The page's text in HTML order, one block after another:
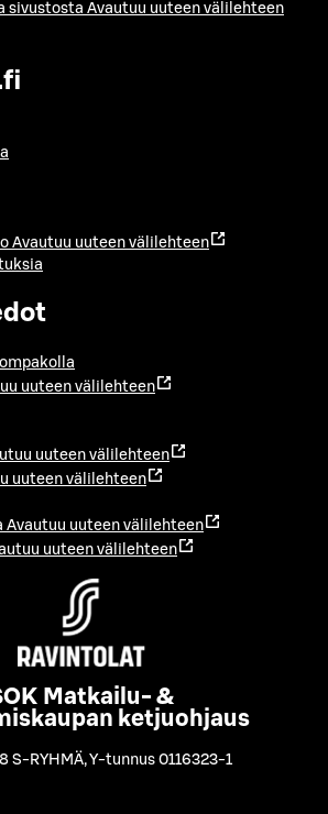
sivustosta Avautuu uuteen välilehteen
Avautuu uuteen välilehteen
uuteen välilehteen
uuteen välilehteen
uuteen välilehteen
Avautuu uuteen välilehteen
uuteen välilehteen
Matkailu- &
ketjuohjaus
S-RYHMÄ,Y-tunnus 0116323-1